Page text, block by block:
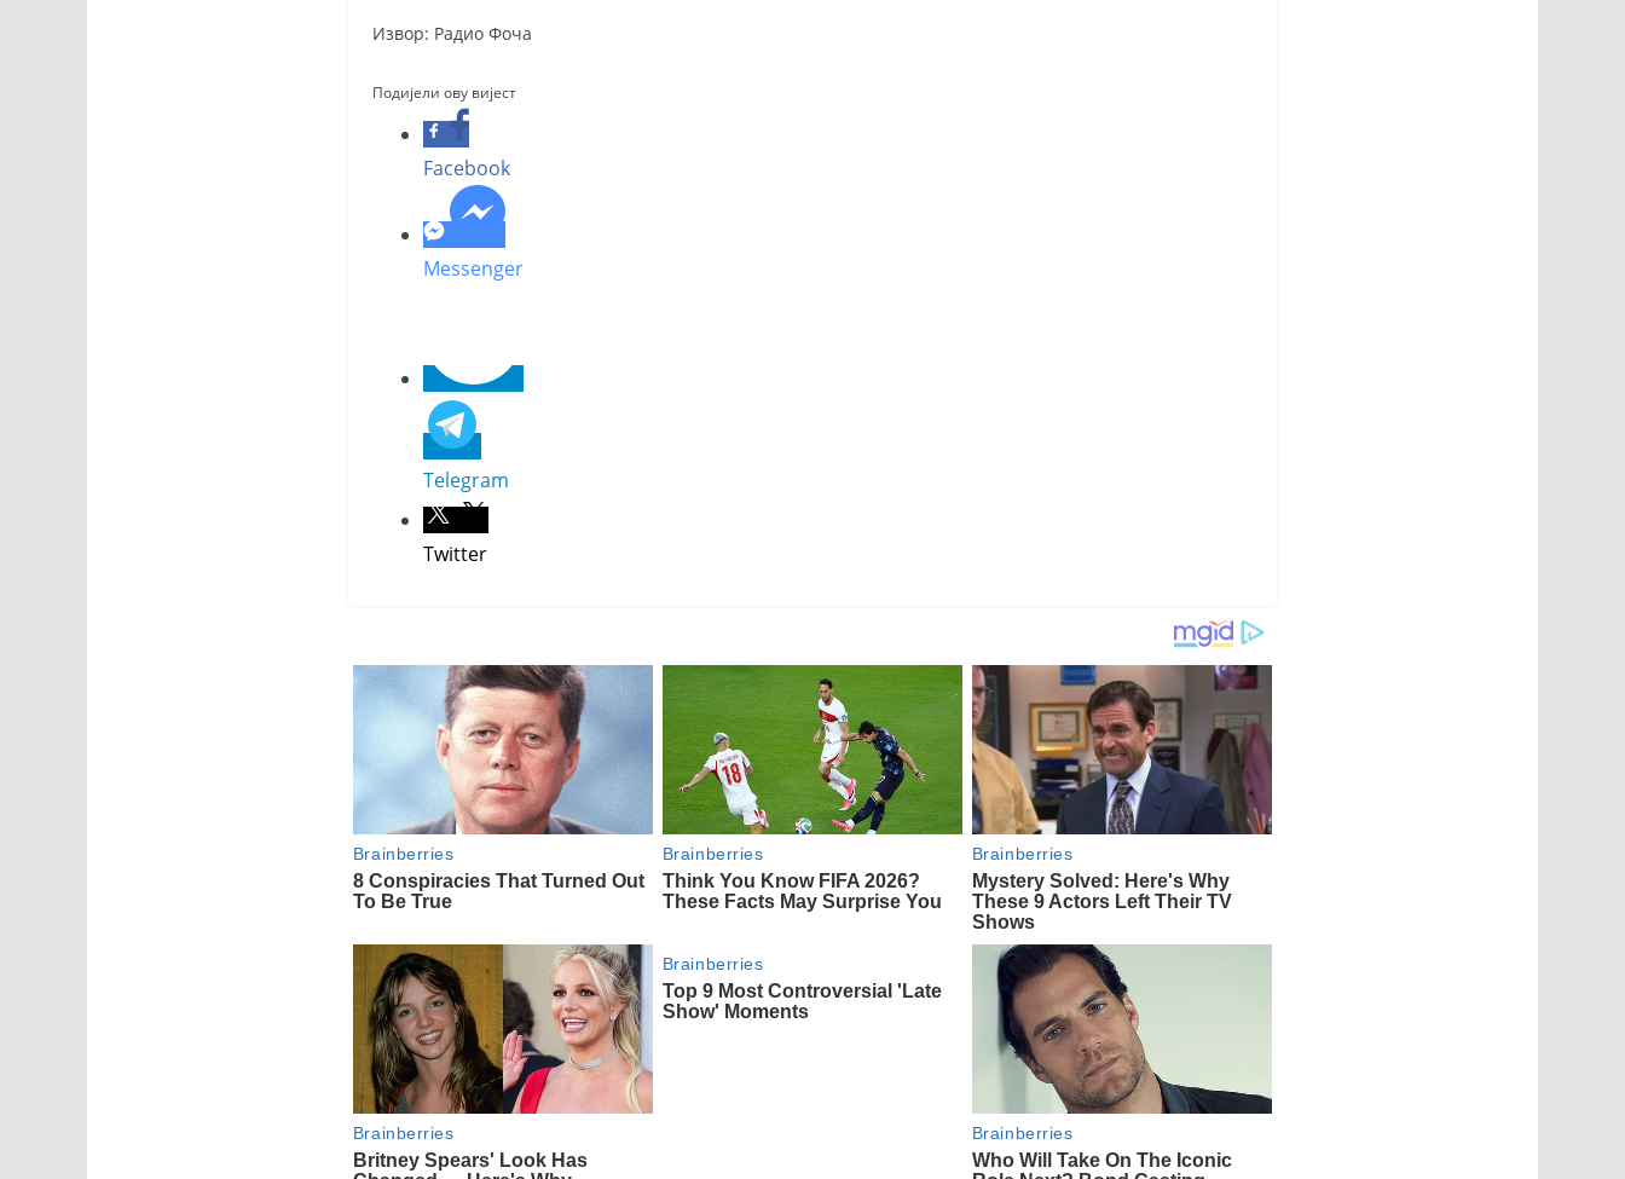
Извор: Радио Фоча
Подијели ову вијест
Facebook
Messenger
Telegram
Twitter